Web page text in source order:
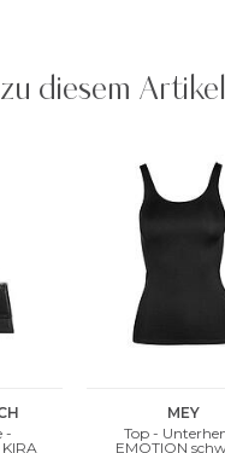
diesem Artikel